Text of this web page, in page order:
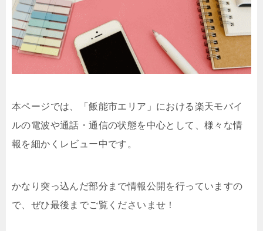
本ページでは、「飯能市エリア」における楽天モバイ
ルの電波や通話・通信の状態を中心として、様々な情
報を細かくレビュー中です。
かなり突っ込んだ部分まで情報公開を行っていますの
で、ぜひ最後までご覧くださいませ！